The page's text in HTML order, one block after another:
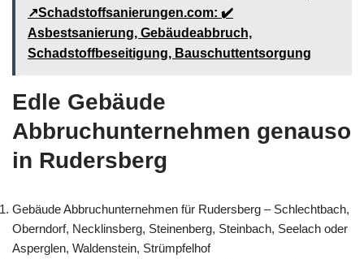
↗️Schadstoffsanierungen.com: ✔️
Asbestsanierung, Gebäudeabbruch,
Schadstoffbeseitigung, Bauschuttentsorgung
Edle Gebäude
Abbruchunternehmen genauso
in Rudersberg
Gebäude Abbruchunternehmen für Rudersberg – Schlechtbach,
Oberndorf, Necklinsberg, Steinenberg, Steinbach, Seelach oder
Asperglen, Waldenstein, Strümpfelhof